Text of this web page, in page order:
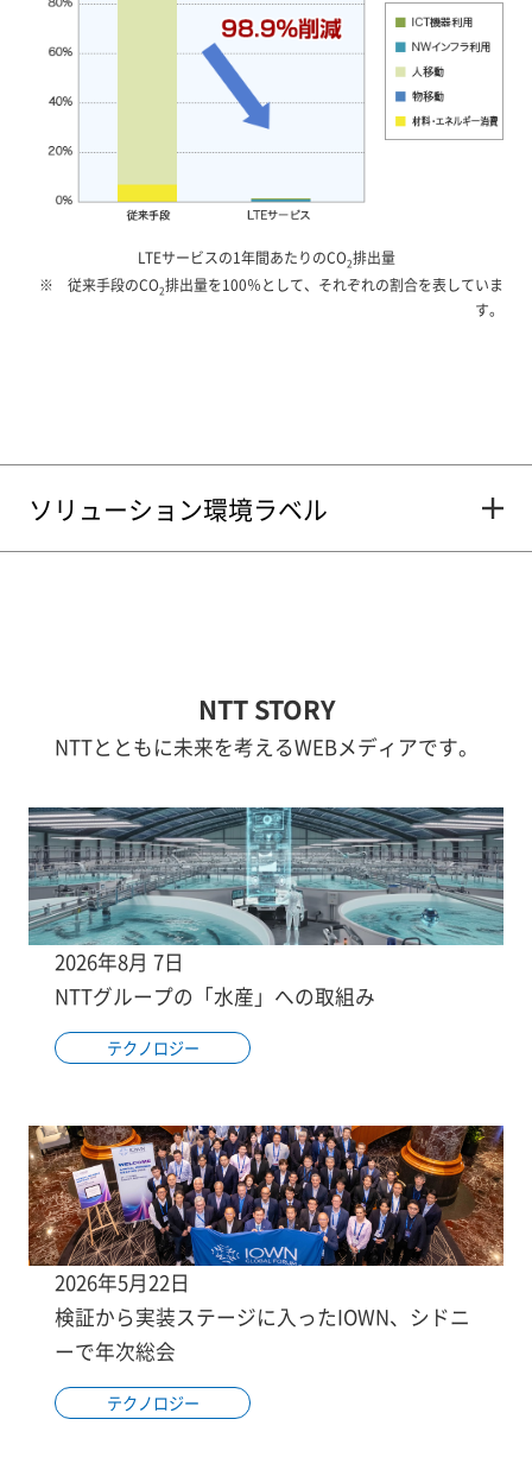
LTEサービスの1年間あたりのCO2排出量
従来手段のCO2排出量を100％として、それぞれの割合を表していま
す。
ソリューション環境ラベル
NTT STORY
NTTとともに未来を考えるWEBメディアです。
2026年8月 7日
NTTグループの「水産」への取組み
テクノロジー
2026年5月22日
検証から実装ステージに入ったIOWN、シドニ
ーで年次総会
テクノロジー